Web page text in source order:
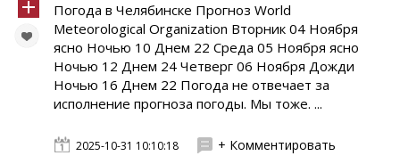
Погода в Челябинске Прогноз World
Meteorological Organization Вторник 04 Ноября
ясно Ночью 10 Днем 22 Среда 05 Ноября ясно
Ночью 12 Днем 24 Четверг 06 Ноября Дожди
Ночью 16 Днем 22 Погода не отвечает за
исполнение прогноза погоды. Мы тоже. ...
2025-10-31 10:10:18 + Комментировать